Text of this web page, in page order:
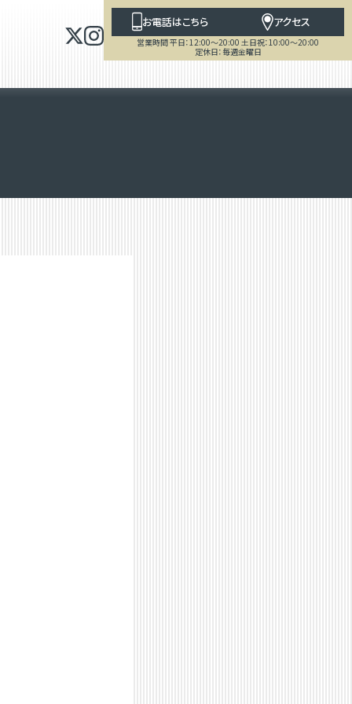
お電話はこちら アクセス
営業時間 平日：12:00～20:00 土日祝：10:00～20:00
定休日：毎週金曜日